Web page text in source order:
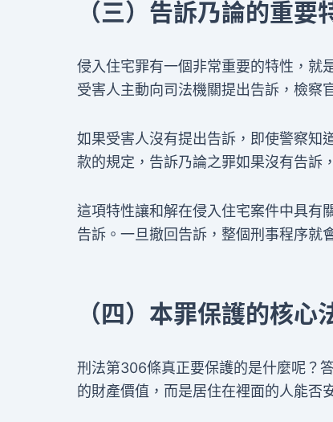
（三）告訴乃論的重要
侵入住宅罪有一個非常重要的特性，就
受害人主動向司法機關提出告訴，檢察
如果受害人沒有提出告訴，即使警察知
款的規定，告訴乃論之罪如果沒有告訴
這項特性讓和解在侵入住宅案件中具有
告訴。一旦撤回告訴，整個刑事程序就
（四）本罪保護的核心
刑法第306條真正要保護的是什麼呢？
的財產價值，而是居住在裡面的人能否